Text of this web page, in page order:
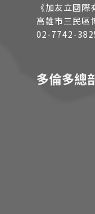
《加友立國際
高雄市三民區
02-7742-
多倫多總